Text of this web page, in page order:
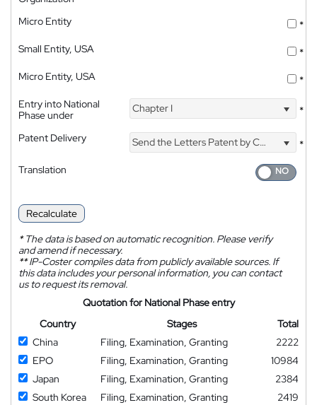
Micro Entity
*
Small Entity, USA
*
Micro Entity, USA
*
Entry into National
Phase under
Chapter I *
Patent Delivery Send the Letters Patent by Courier
*
Translation
Recalculate
*The data is based on automatic recognition. Please verify
and amend if necessary.
**IP-Coster compiles data from publicly available sources. If
this data includes your personal information, you can contact
us to request its removal.
Quotation for National Phase entry
Country
Stages
Total
China
Filing, Examination, Granting
2222
EPO
Filing, Examination, Granting
10984
Japan
Filing, Examination, Granting
2384
South Korea
Filing, Examination, Granting
2419